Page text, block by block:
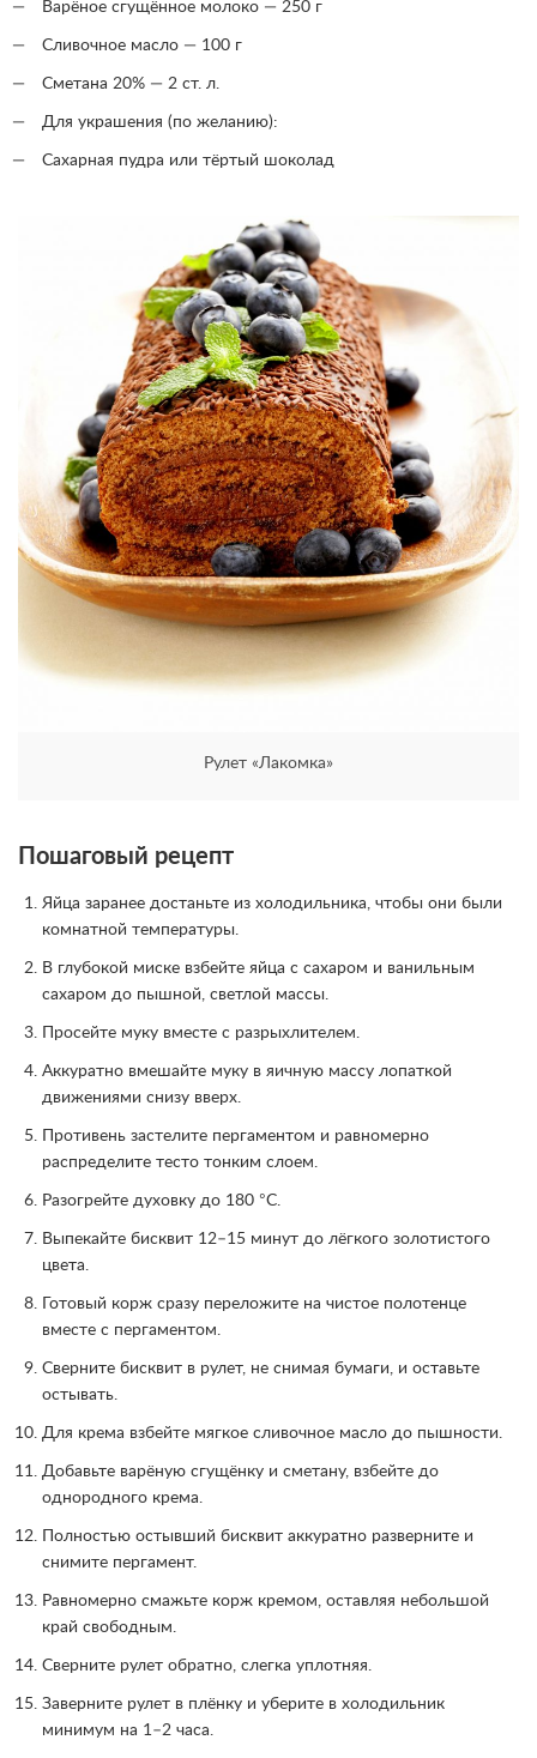
Варёное сгущённое молоко — 250 г
Сливочное масло — 100 г
Сметана 20% — 2 ст. л.
Для украшения (по желанию):
Сахарная пудра или тёртый шоколад
Рулет «Лакомка»
Пошаговый рецепт
Яйца заранее достаньте из холодильника, чтобы они были
комнатной температуры.
В глубокой миске взбейте яйца с сахаром и ванильным
сахаром до пышной, светлой массы.
Просейте муку вместе с разрыхлителем.
Аккуратно вмешайте муку в яичную массу лопаткой
движениями снизу вверх.
Противень застелите пергаментом и равномерно
распределите тесто тонким слоем.
Разогрейте духовку до 180 °C.
Выпекайте бисквит 12–15 минут до лёгкого золотистого
цвета.
Готовый корж сразу переложите на чистое полотенце
вместе с пергаментом.
Сверните бисквит в рулет, не снимая бумаги, и оставьте
остывать.
Для крема взбейте мягкое сливочное масло до пышности.
Добавьте варёную сгущёнку и сметану, взбейте до
однородного крема.
Полностью остывший бисквит аккуратно разверните и
снимите пергамент.
Равномерно смажьте корж кремом, оставляя небольшой
край свободным.
Сверните рулет обратно, слегка уплотняя.
Заверните рулет в плёнку и уберите в холодильник
минимум на 1–2 часа.